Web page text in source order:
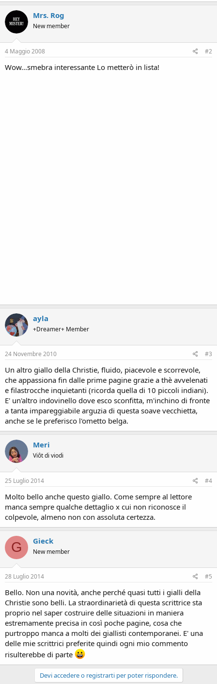
Mrs. Rog
New member
4 Maggio 2008 #2
Wow...smebra interessante Lo metterò in lista!
ayla
+Dreamer+ Member
24 Novembre 2010 #3
Un altro giallo della Christie, fluido, piacevole e scorrevole,
che appassiona fin dalle prime pagine grazie a thè avvelenati
e filastrocche inquietanti (ricorda quella di 10 piccoli indiani).
E' un'altro indovinello dove esco sconfitta, m'inchino di fronte
a tanta impareggiabile arguzia di questa soave vecchietta,
anche se le preferisco l'ometto belga.
Meri
Viôt di viodi
25 Luglio 2014 #4
Molto bello anche questo giallo. Come sempre al lettore
manca sempre qualche dettaglio x cui non riconosce il
colpevole, almeno non con assoluta certezza.
G Gieck
New member
28 Luglio 2014 #5
Bello. Non una novità, anche perché quasi tutti i gialli della
Christie sono belli. La straordinarietà di questa scrittrice sta
proprio nel saper costruire delle situazioni in maniera
estremamente precisa in così poche pagine, cosa che
purtroppo manca a molti dei giallisti contemporanei. E' una
delle mie scrittrici preferite quindi ogni mio commento
risulterebbe di parte
Devi accedere o registrarti per poter rispondere.